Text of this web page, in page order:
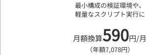
最小構成の検証環境や、
軽量なスクリプト実行に
月額換算590円/月
（年額7,078円）